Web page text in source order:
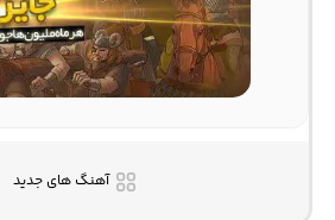
آهنگ های جدید